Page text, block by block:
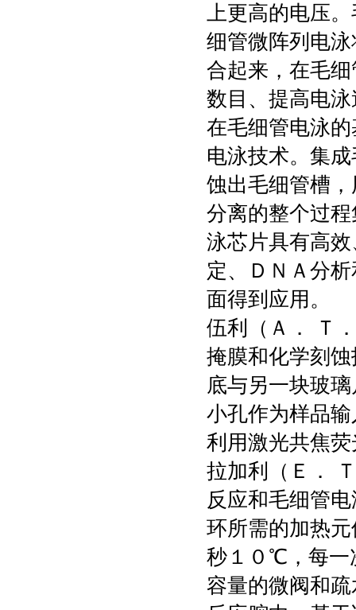
上更高的电压
细管微阵列电
合起来，在毛
数目、提高电
在毛细管电泳
电泳技术。集
蚀出毛细管槽
分离的整个过
泳芯片具有高
定、ＤＮＡ分
面得到应用。
伍利（Ａ． Ｔ
掩膜和化学刻
底与另一块玻
小孔作为样品
利用激光共焦
拉加利（Ｅ．
反应和毛细管
环所需的加热
秒１０℃，每一
容量的微阀和